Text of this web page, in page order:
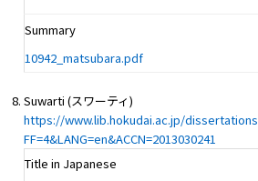
Summary
10942_matsubara.pdf
Suwarti (スワーティ)
https://www.lib.hokudai.ac.jp/
FF=4&LANG=en&ACCN=2013030241
Title in Japanese